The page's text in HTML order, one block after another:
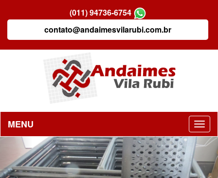
(011) 94736-6754
contato@andaimesvilarubi.com.br
MENU
Previous